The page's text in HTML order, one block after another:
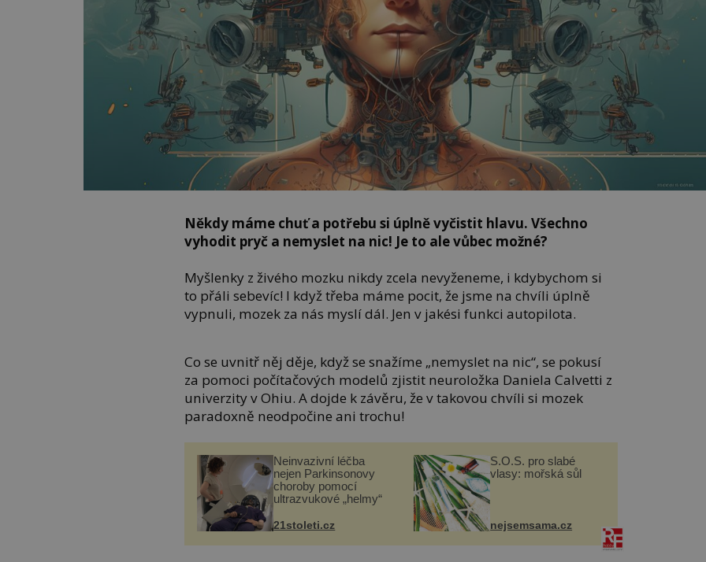
Někdy máme chuť a potřebu si úplně vyčistit hlavu. Všechno
vyhodit pryč a nemyslet na nic! Je to ale vůbec možné?
Myšlenky z živého mozku nikdy zcela nevyženeme, i kdybychom si
to přáli sebevíc! I když třeba máme pocit, že jsme na chvíli úplně
vypnuli, mozek za nás myslí dál. Jen v jakési funkci autopilota.
Co se uvnitř něj děje, když se snažíme „nemyslet na nic“, se pokusí
za pomoci počítačových modelů zjistit neuroložka Daniela Calvetti z
univerzity v Ohiu. A dojde k závěru, že v takovou chvíli si mozek
paradoxně neodpočine ani trochu!
Neinvazivní léčba
nejen Parkinsonovy
choroby pomocí
ultrazvukové „helmy“
21stoleti.cz
S.O.S. pro slabé
vlasy: mořská sůl
nejsemsama.cz